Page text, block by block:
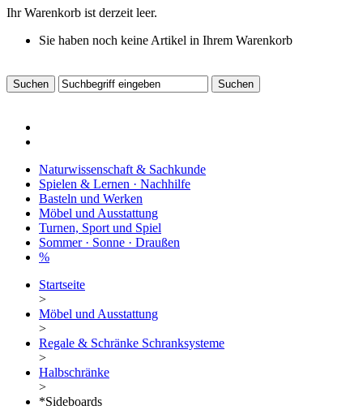
Ihr Warenkorb ist derzeit leer.
Sie haben noch keine Artikel in Ihrem Warenkorb
Naturwissenschaft & Sachkunde
Spielen & Lernen · Nachhilfe
Basteln und Werken
Möbel und Ausstattung
Turnen, Sport und Spiel
Sommer · Sonne · Draußen
%
Startseite
>
Möbel und Ausstattung
>
Regale & Schränke Schranksysteme
>
Halbschränke
>
*Sideboards